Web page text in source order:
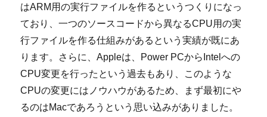
はARM用の実行ファイルを作るというつくりになっ
ており、一つのソースコードから異なるCPU用の実
行ファイルを作る仕組みがあるという実績が既にあ
ります。さらに、Appleは、Power PCからIntelへの
CPU変更を行ったという過去もあり、このような
CPUの変更にはノウハウがあるため、まず最初にや
るのはMacであろうという思い込みがありました。